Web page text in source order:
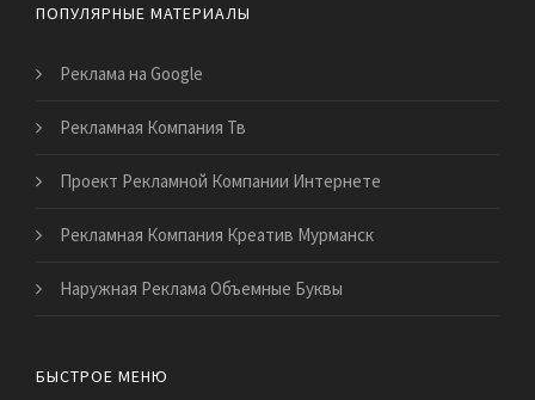
ПОПУЛЯРНЫЕ МАТЕРИАЛЫ
Реклама на Google
Рекламная Компания Тв
Проект Рекламной Компании Интернете
Рекламная Компания Креатив Мурманск
Наружная Реклама Объемные Буквы
БЫСТРОЕ МЕНЮ